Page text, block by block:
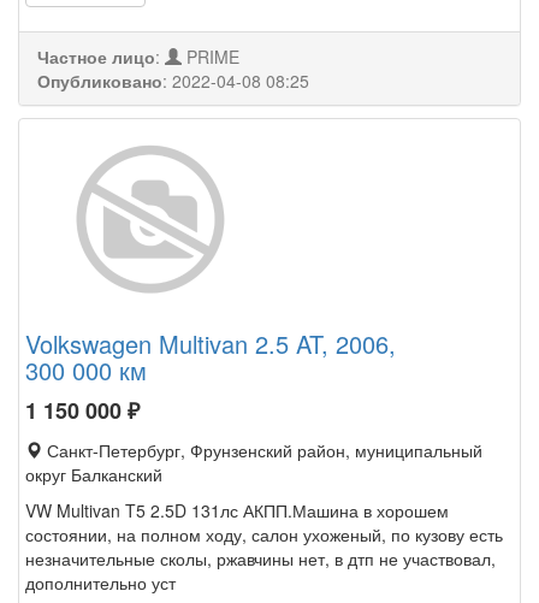
Частное лицо:
PRIME
Опубликовано: 2022-04-08 08:25
Volkswagen Multivan 2.5 AT, 2006,
300 000 км
1 150 000₽
Санкт-Петербург, Фрунзенский район, муниципальный
округ Балканский
VW Multivan T5 2.5D 131лс АКПП.Машина в хорошем
состоянии, на полном ходу, салон ухоженый, по кузову есть
незначительные сколы, ржавчины нет, в дтп не участвовал,
дополнительно уст